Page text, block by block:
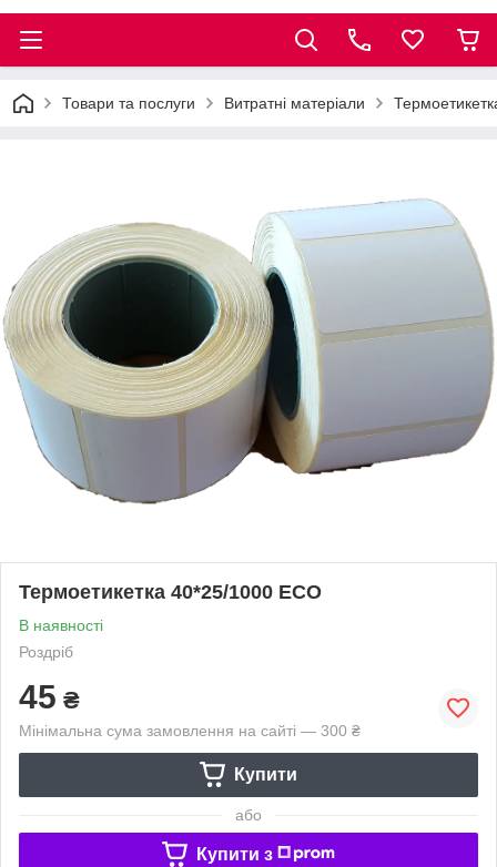
Товари та послуги Витратні матеріали
Термоетикетка 40*25/1000 ECO
В наявності
Роздріб
45 ₴
Мінімальна сума замовлення на сайті — 300 ₴
Купити
або
Купити з